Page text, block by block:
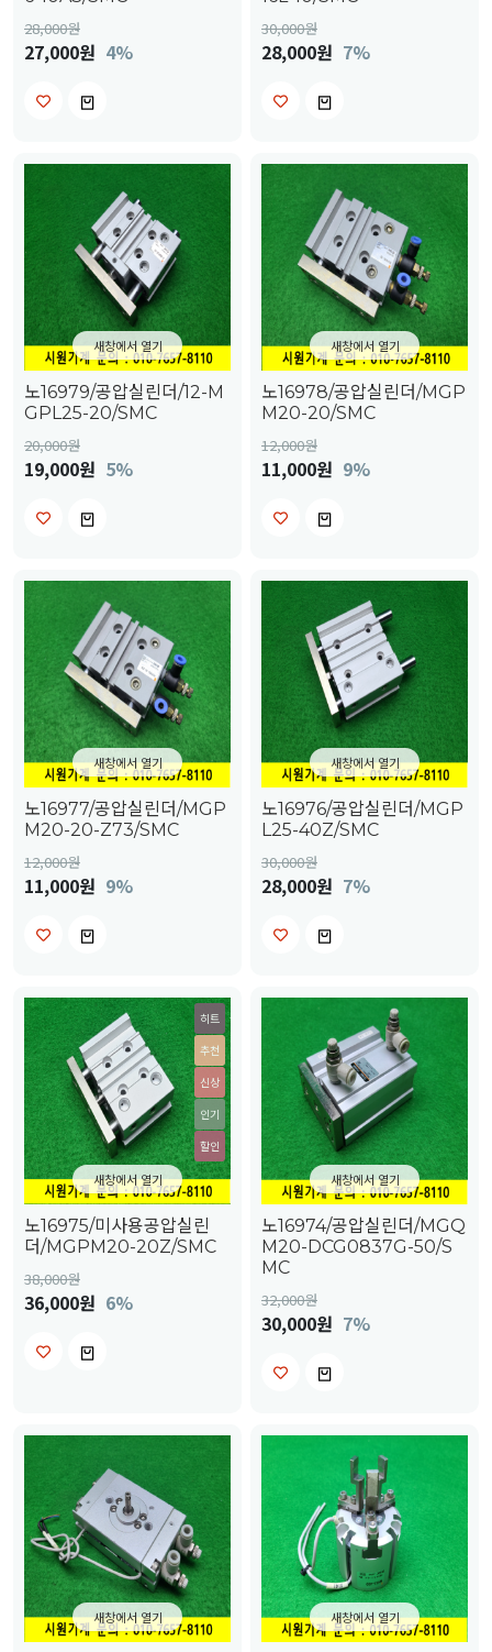
28,000원
27,000원 4%
30,000원
28,000원 7%
새창에서 열기
노16979/공압실린더/12-M
GPL25-20/SMC
20,000원
19,000원 5%
새창에서 열기
노16978/공압실린더/MGP
M20-20/SMC
12,000원
11,000원 9%
새창에서 열기
노16977/공압실린더/MGP
M20-20-Z73/SMC
12,000원
11,000원 9%
새창에서 열기
노16976/공압실린더/MGP
L25-40Z/SMC
30,000원
28,000원 7%
히트
추천
신상
인기
할인
새창에서 열기
노16975/미사용공압실린
더/MGPM20-20Z/SMC
38,000원
36,000원 6%
새창에서 열기
노16974/공압실린더/MGQ
M20-DCG0837G-50/S
MC
32,000원
30,000원 7%
새창에서 열기 새창에서 열기